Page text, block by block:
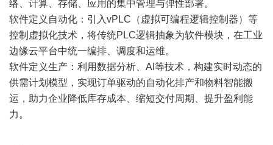
络、计算、存储、应用的集中管理与弹性部署。
软件定义自动化：引入vPLC（虚拟可编程逻辑控制器）等
控制虚拟化技术，将传统PLC逻辑抽象为软件模块，在工业
边缘云平台中统一编排、调度和运维。
软件定义生产：利用数据分析、AI等技术，构建实时动态的
供需计划模型，实现订单驱动的自动化排产和物料智能搬
运，助力企业降低库存成本、缩短交付周期、提升盈利能
力。